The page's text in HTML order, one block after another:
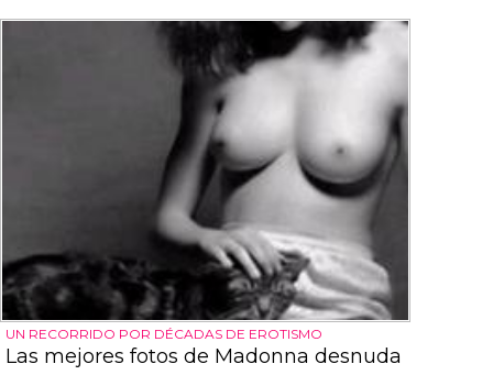
UN RECORRIDO POR DÉCADAS DE EROTISMO
Las mejores fotos de Madonna desnuda